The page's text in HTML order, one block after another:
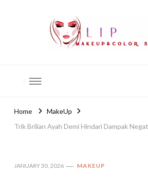
Home
MakeUp
Trik Brilian Ayah Demi Hindari Dampak
JANUARY 30, 2026 MAKEUP